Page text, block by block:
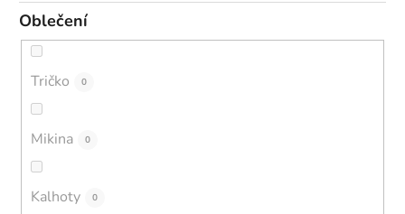
Oblečení
Tričko 0
Mikina 0
Kalhoty 0